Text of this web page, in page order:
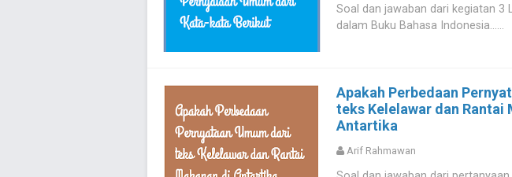
Soal dan jawaban dari kegiatan 3
dalam Buku Bahasa Indonesia......
Apakah Perbedaan
teks Kelelawar dan Rantai
Antartika
Arif Rahmawan